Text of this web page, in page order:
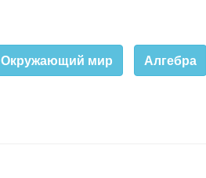
Окружающий мир Алгебра